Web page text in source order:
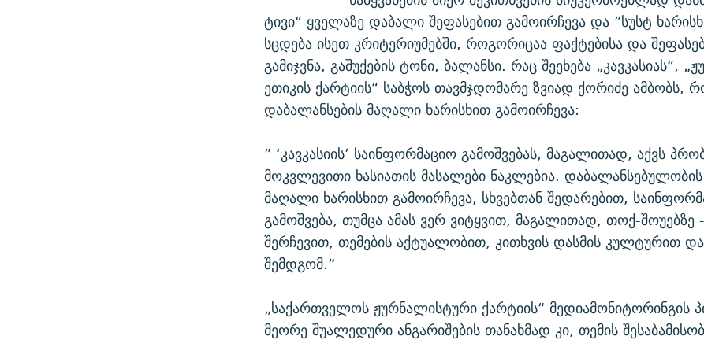
ტივი“ ყველაზე დაბალი შეფასებით გამოირჩევა და ”სუსტ
სცდება ისეთ კრიტერიუმებში, როგორიცაა ფაქტებისა და
გამიჯვნა, გაშუქების ტონი, ბალანსი. რაც შეეხება „კავკასიას“,
ეთიკის ქარტიის“ საბჭოს თავმჯდომარე ზვიად ქორიძე ამბობს,
დაბალანსების მაღალი ხარისხით გამოირჩევა:
” ‘კავკასიის’ საინფორმაციო გამოშვებას, მაგალითად, აქვს
მოკვლევითი ხასიათის მასალები ნაკლებია.
მაღალი ხარისხით გამოირჩევა, სხვებთან შედარებით,
გამოშვება, თუმცა ამას ვერ ვიტყვით, მაგალითად, თოქ-შოუებზე
შერჩევით, თემების აქტუალობით, კითხვის დასმის კულტურით
შემდგომ.”
„საქართველოს ჟურნალისტური ქარტიის“ მედიამონიტორინგის
მეორე შუალედური ანგარიშების თანახმად კი, თემის